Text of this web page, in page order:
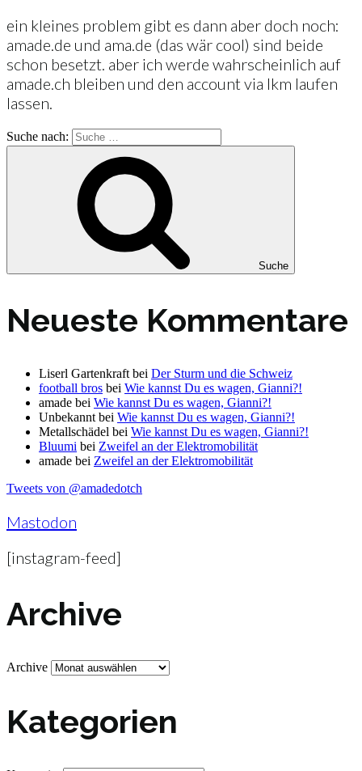
ein kleines problem gibt es dann aber doch noch:
amade.de und ama.de (das wär cool) sind beide
schon besetzt. aber ich werde wahrscheinlich auf
amade.ch bleiben und den account via lkm laufen
lassen.
Suche nach:
Suche
Neueste Kommentare
Liserl Gartenkraft bei Der Sturm und die Schweiz
football bros bei Wie kannst Du es wagen, Gianni?!
amade bei Wie kannst Du es wagen, Gianni?!
Unbekannt bei Wie kannst Du es wagen, Gianni?!
Metallschädel bei Wie kannst Du es wagen, Gianni?!
Bluumi bei Zweifel an der Elektromobilität
amade bei Zweifel an der Elektromobilität
Tweets von @amadedotch
Mastodon
[instagram-feed]
Archive
Archive
Kategorien